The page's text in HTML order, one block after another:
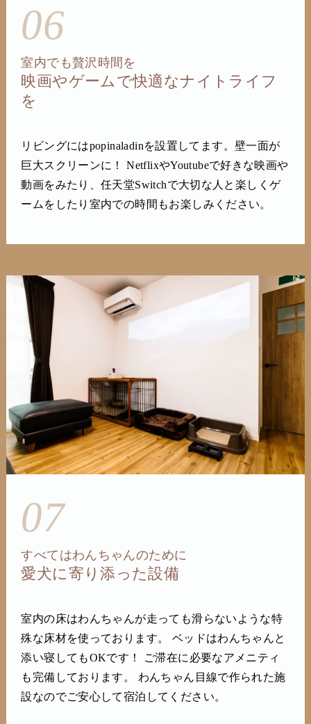
06
室内でも贅沢時間を
映画やゲームで快適なナイトライフ
を
リビングにはpopinaladinを設置してます。壁一面が
巨大スクリーンに！ NetflixやYoutubeで好きな映画や
動画をみたり、任天堂Switchで大切な人と楽しくゲ
ームをしたり室内での時間もお楽しみください。
07
すべてはわんちゃんのために
愛犬に寄り添った設備
室内の床はわんちゃんが走っても滑らないような特
殊な床材を使っております。 ベッドはわんちゃんと
添い寝してもOKです！ ご滞在に必要なアメニティ
も完備しております。 わんちゃん目線で作られた施
設なのでご安心して宿泊してください。